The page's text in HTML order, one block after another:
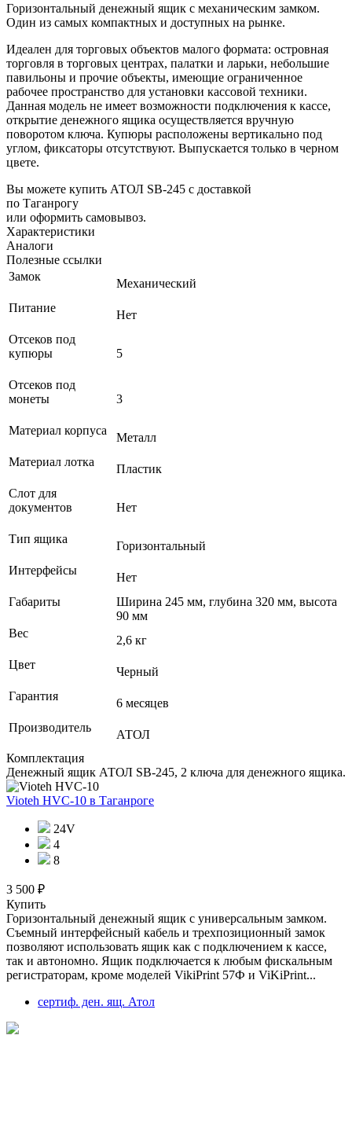
Горизонтальный денежный ящик с механическим замком.
Один из самых компактных и доступных на рынке.
Идеален для торговых объектов малого формата: островная
торговля в торговых центрах, палатки и ларьки, небольшие
павильоны и прочие объекты, имеющие ограниченное
рабочее пространство для установки кассовой техники.
Данная модель не имеет возможности подключения к кассе,
открытие денежного ящика осуществляется вручную
поворотом ключа. Купюры расположены вертикально под
углом, фиксаторы отсутствуют. Выпускается только в черном
цвете.
Вы можете купить АТОЛ SB-245 с доставкой
по Таганрогу
или оформить самовывоз.
Характеристики
Аналоги
Полезные ссылки
Замок
Механический
Питание
Нет
Отсеков под
купюры
5
Отсеков под
монеты
3
Материал корпуса
Металл
Материал лотка
Пластик
Слот для
документов
Нет
Тип ящика
Горизонтальный
Интерфейсы
Нет
Габариты
Ширина 245 мм, глубина 320 мм, высота
90 мм
Вес
2,6 кг
Цвет
Черный
Гарантия
6 месяцев
Производитель
АТОЛ
Комплектация
Денежный ящик АТОЛ SB-245, 2 ключа для денежного ящика.
Vioteh HVC-10 в Таганроге
24V
4
8
3 500 ₽
Купить
Горизонтальный денежный ящик с универсальным замком.
Съемный интерфейсный кабель и трехпозиционный замок
позволяют использовать ящик как с подключением к кассе,
так и автономно. Ящик подключается к любым фискальным
регистраторам, кроме моделей VikiPrint 57Ф и ViKiPrint...
сертиф. ден. ящ. Атол